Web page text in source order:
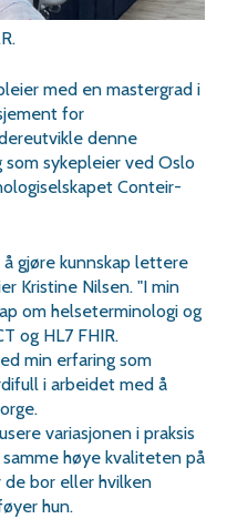
med en mastergrad i
for
denne
som sykepleier ved Oslo
Conteir-
gjøre kunnskap lettere
Kristine Nilsen. "I min
om helseterminologi og
og HL7 FHIR.
min erfaring som
i arbeidet med å
variasjonen i praksis
høye kvaliteten på
de bor eller hvilken
hun.